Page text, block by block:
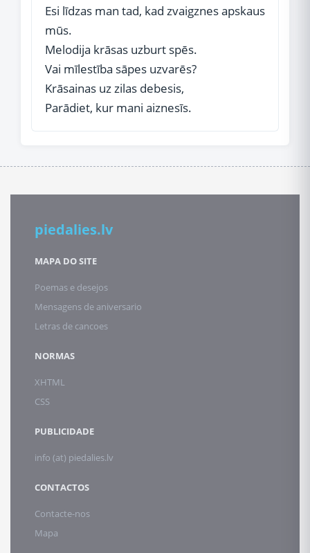
Esi līdzas man tad, kad zvaigznes apskaus
mūs.
Melodija krāsas uzburt spēs.
Vai mīlestība sāpes uzvarēs?
Krāsainas uz zilas debesis,
Parādiet, kur mani aiznesīs.
piedalies.lv
MAPA DO SITE
Poemas e desejos
Mensagens de aniversario
Letras de cancoes
NORMAS
XHTML
CSS
PUBLICIDADE
info (at) piedalies.lv
CONTACTOS
Contacte-nos
Mapa